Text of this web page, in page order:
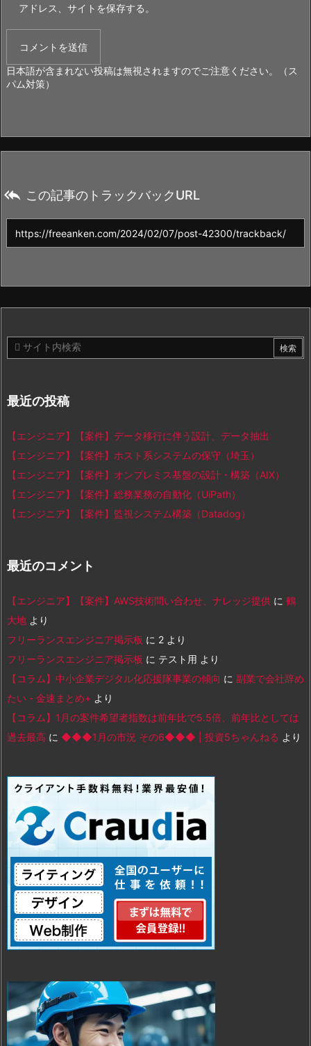
アドレス、サイトを保存する。
日本語が含まれない投稿は無視されますのでご注意ください。（ス
パム対策）
 この記事のトラックバックURL
最近の投稿
【エンジニア】【案件】データ移行に伴う設計、データ抽出
【エンジニア】【案件】ホスト系システムの保守（埼玉）
【エンジニア】【案件】オンプレミス基盤の設計・構築（AIX）
【エンジニア】【案件】総務業務の自動化（UiPath）
【エンジニア】【案件】監視システム構築（Datadog）
最近のコメント
【エンジニア】【案件】AWS技術問い合わせ、ナレッジ提供 に 鶴
大地 より
フリーランスエンジニア掲示板 に 2 より
フリーランスエンジニア掲示板 に テスト用 より
【コラム】中小企業デジタル化応援隊事業の傾向 に 副業で会社辞め
たい - 金速まとめ+ より
【コラム】1月の案件希望者指数は前年比で5.5倍、前年比としては
過去最高 に ◆◆◆1月の市況 その6◆◆◆ | 投資5ちゃんねる より